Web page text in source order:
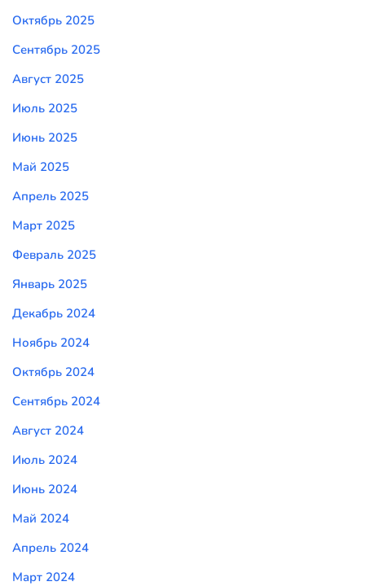
Октябрь 2025
Сентябрь 2025
Август 2025
Июль 2025
Июнь 2025
Май 2025
Апрель 2025
Март 2025
Февраль 2025
Январь 2025
Декабрь 2024
Ноябрь 2024
Октябрь 2024
Сентябрь 2024
Август 2024
Июль 2024
Июнь 2024
Май 2024
Апрель 2024
Март 2024